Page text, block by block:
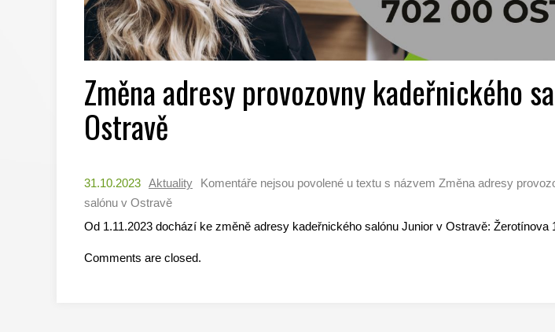
Změna adresy provozovny kadeřnického
Ostravě
31.10.2023 Aktuality Komentáře nejsou povolené u textu s názvem Změna adresy
salónu v Ostravě
Od 1.11.2023 dochází ke změně adresy kadeřnického salónu Junior v Ostravě: Žerotínova
Comments are closed.